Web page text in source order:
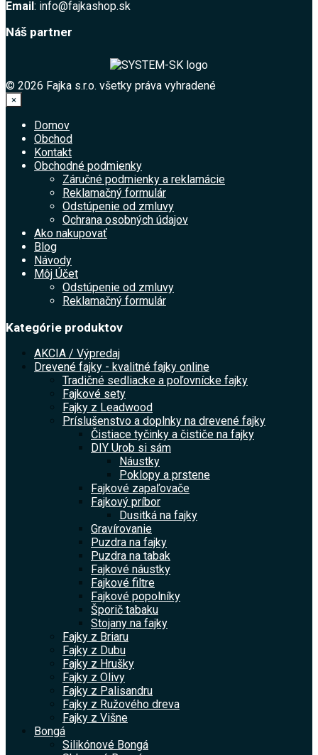
Email: info@fajkashop.sk
Náš partner
© 2026 Fajka s.r.o. všetky práva vyhradené
×
Domov
Obchod
Kontakt
Obchodné podmienky
Záručné podmienky a reklamácie
Reklamačný formulár
Odstúpenie od zmluvy
Ochrana osobných údajov
Ako nakupovať
Blog
Návody
Môj Účet
Odstúpenie od zmluvy
Reklamačný formulár
Kategórie produktov
AKCIA / Výpredaj
Drevené fajky - kvalitné fajky online
Tradičné sedliacke a poľovnícke fajky
Fajkové sety
Fajky z Leadwood
Príslušenstvo a doplnky na drevené fajky
Čistiace tyčinky a čističe na fajky
DIY Urob si sám
Náustky
Poklopy a prstene
Fajkové zapaľovače
Fajkový príbor
Dusitká na fajky
Gravírovanie
Puzdra na fajky
Puzdra na tabak
Fajkové náustky
Fajkové filtre
Fajkové popolníky
Šporič tabaku
Stojany na fajky
Fajky z Briaru
Fajky z Dubu
Fajky z Hrušky
Fajky z Olivy
Fajky z Palisandru
Fajky z Ružového dreva
Fajky z Višne
Bongá
Silikónové Bongá